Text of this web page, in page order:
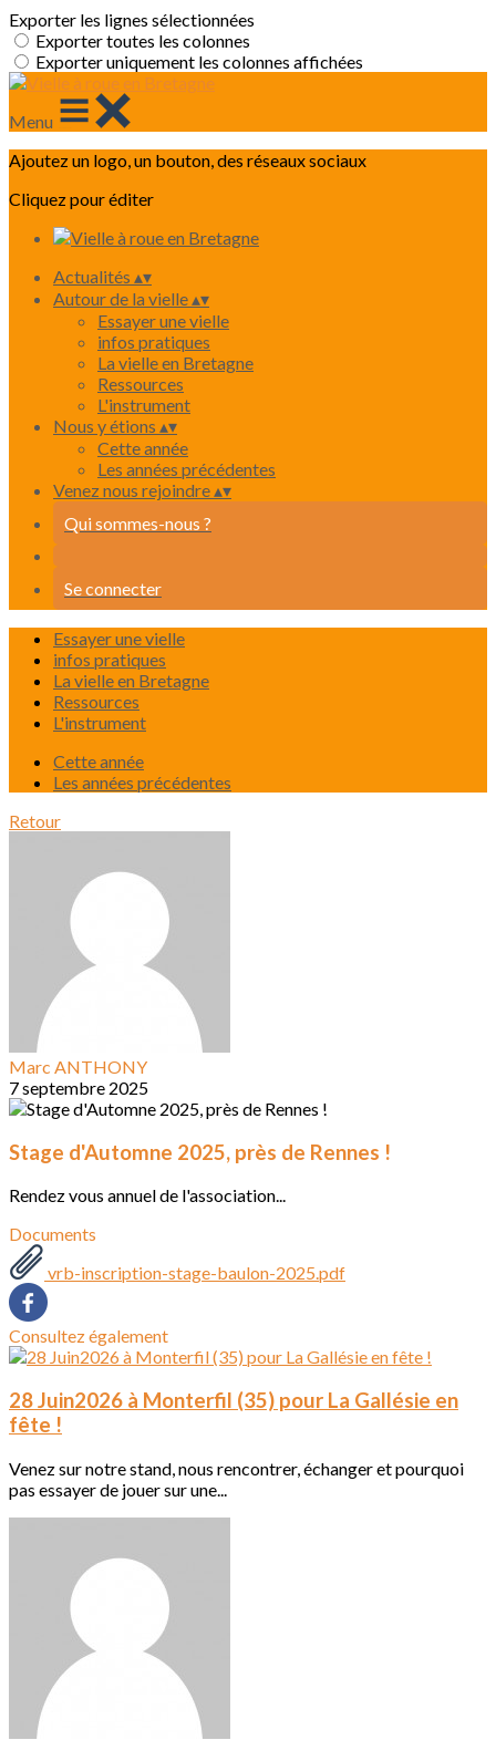
Exporter les lignes sélectionnées
Exporter toutes les colonnes
Exporter uniquement les colonnes affichées
Menu
Ajoutez un logo, un bouton, des réseaux sociaux
Cliquez pour éditer
Actualités ▴▾
Autour de la vielle▴▾
Essayer une vielle
infos pratiques
La vielle en Bretagne
Ressources
L'instrument
Nous y étions ▴▾
Cette année
Les années précédentes
Venez nous rejoindre▴▾
Qui sommes-nous ?
Se connecter
Essayer une vielle
infos pratiques
La vielle en Bretagne
Ressources
L'instrument
Cette année
Les années précédentes
Retour
Marc ANTHONY
7 septembre 2025
Stage d'Automne 2025, près de Rennes !
Rendez vous annuel de l'association...
Documents
vrb-inscription-stage-baulon-2025.pdf
Consultez également
28 Juin2026 à Monterfil (35) pour La Gallésie en
fête !
Venez sur notre stand, nous rencontrer, échanger et pourquoi
pas essayer de jouer sur une...